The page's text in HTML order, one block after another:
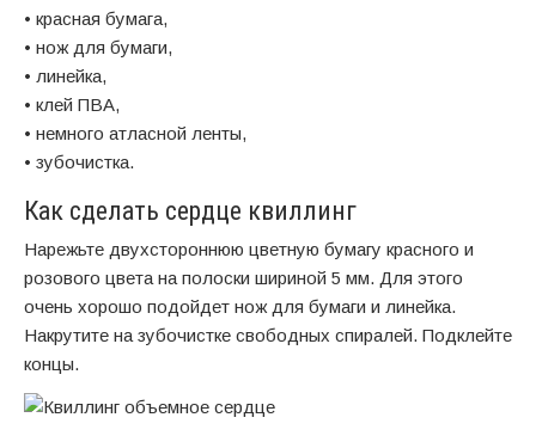
• красная бумага,
• нож для бумаги,
• линейка,
• клей ПВА,
• немного атласной ленты,
• зубочистка.
Как сделать сердце квиллинг
Нарежьте двухстороннюю цветную бумагу красного и
розового цвета на полоски шириной 5 мм. Для этого
очень хорошо подойдет нож для бумаги и линейка.
Накрутите на зубочистке свободных спиралей. Подклейте
концы.